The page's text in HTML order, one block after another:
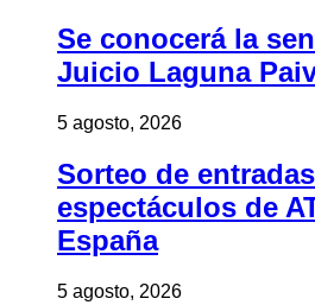
Se conocerá la
Juicio Laguna
5 agosto, 2026
Sorteo de
espectáculos de
España
5 agosto, 2026